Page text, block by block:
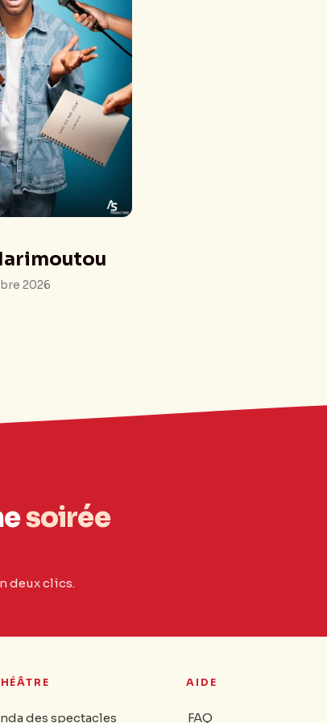
2026
soirée
deux clics.
des spectacles
AIDE
FAQ